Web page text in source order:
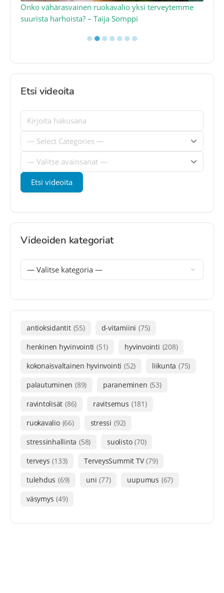
Onko vähärasvainen ruokavalio yksi terveytemme
suurista harhoista? – Taija Somppi
●●●●●●●
Etsi videoita
Videoiden kategoriat
antioksidantit (55) d-vitamiini (75)
henkinen hyvinvointi (51) hyvinvointi (208)
kokonaisvaltainen hyvinvointi (52) liikunta (75)
palautuminen (89) paraneminen (53)
ravintolisät (86) ravitsemus (181)
ruokavalio (66) stressi (92)
stressinhallinta (58) suolisto (70)
terveys (133) TerveysSummit TV (79)
tulehdus (69) uni (77) uupumus (67)
väsymys (49)